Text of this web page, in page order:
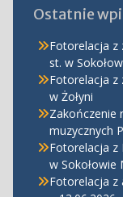
Ostatnie
Fotorelacja z
st. w
Fotorelacja z
w Żołyni
Zakończenie
muzycznych
Fotorelacja z
w Sokołowie
Fotorelacja z